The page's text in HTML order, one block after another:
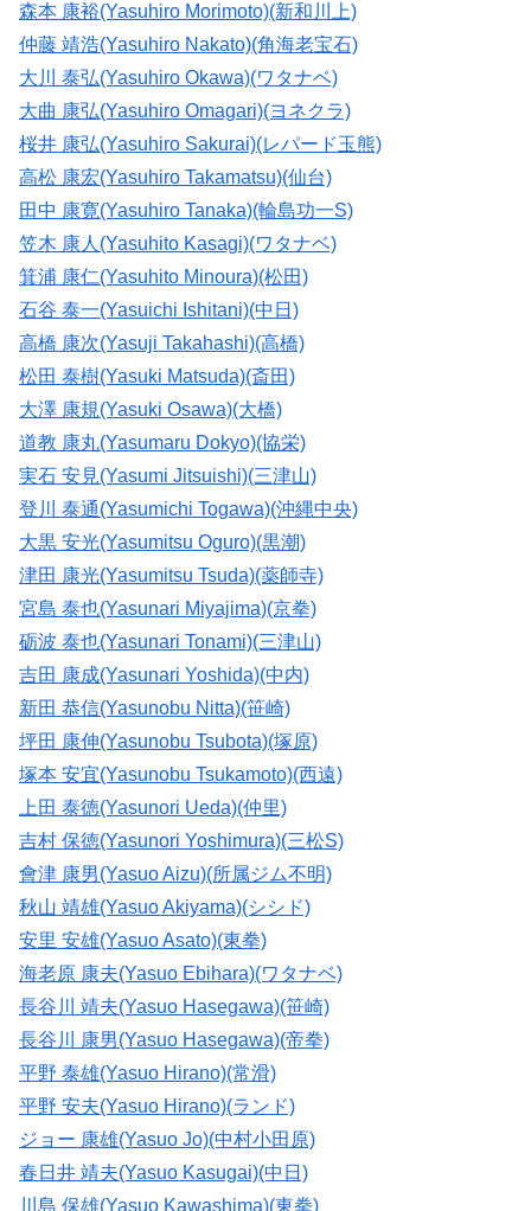
森本 康裕(Yasuhiro Morimoto)(新和川上)
仲藤 靖浩(Yasuhiro Nakato)(角海老宝石)
大川 泰弘(Yasuhiro Okawa)(ワタナベ)
大曲 康弘(Yasuhiro Omagari)(ヨネクラ)
桜井 康弘(Yasuhiro Sakurai)(レパード玉熊)
高松 康宏(Yasuhiro Takamatsu)(仙台)
田中 康寛(Yasuhiro Tanaka)(輪島功一S)
笠木 康人(Yasuhito Kasagi)(ワタナベ)
箕浦 康仁(Yasuhito Minoura)(松田)
石谷 泰一(Yasuichi Ishitani)(中日)
高橋 康次(Yasuji Takahashi)(高橋)
松田 泰樹(Yasuki Matsuda)(斎田)
大澤 康規(Yasuki Osawa)(大橋)
道教 康丸(Yasumaru Dokyo)(協栄)
実石 安見(Yasumi Jitsuishi)(三津山)
登川 泰通(Yasumichi Togawa)(沖縄中央)
大黒 安光(Yasumitsu Oguro)(黒潮)
津田 康光(Yasumitsu Tsuda)(薬師寺)
宮島 泰也(Yasunari Miyajima)(京拳)
砺波 泰也(Yasunari Tonami)(三津山)
吉田 康成(Yasunari Yoshida)(中内)
新田 恭信(Yasunobu Nitta)(笹崎)
坪田 康伸(Yasunobu Tsubota)(塚原)
塚本 安宜(Yasunobu Tsukamoto)(西遠)
上田 泰徳(Yasunori Ueda)(仲里)
吉村 保徳(Yasunori Yoshimura)(三松S)
會津 康男(Yasuo Aizu)(所属ジム不明)
秋山 靖雄(Yasuo Akiyama)(シシド)
安里 安雄(Yasuo Asato)(東拳)
海老原 康夫(Yasuo Ebihara)(ワタナベ)
長谷川 靖夫(Yasuo Hasegawa)(笹崎)
長谷川 康男(Yasuo Hasegawa)(帝拳)
平野 泰雄(Yasuo Hirano)(常滑)
平野 安夫(Yasuo Hirano)(ランド)
ジョー 康雄(Yasuo Jo)(中村小田原)
春日井 靖夫(Yasuo Kasugai)(中日)
川島 保雄(Yasuo Kawashima)(東拳)